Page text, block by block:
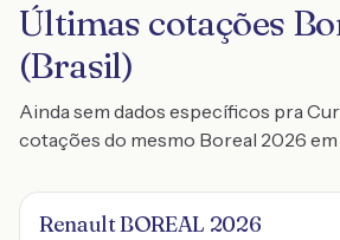
Últimas cotações
(Brasil)
Ainda sem dados específicos pra
cotações do mesmo Boreal 2026
Renault BOREAL 2026